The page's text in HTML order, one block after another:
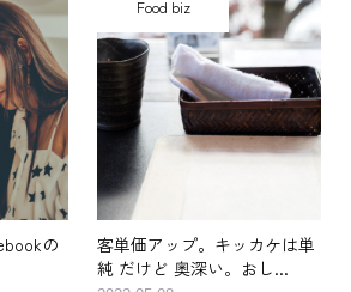
の
Food biz
客単価アップ。キッカケは単
純 だけど 奥深い。おし...